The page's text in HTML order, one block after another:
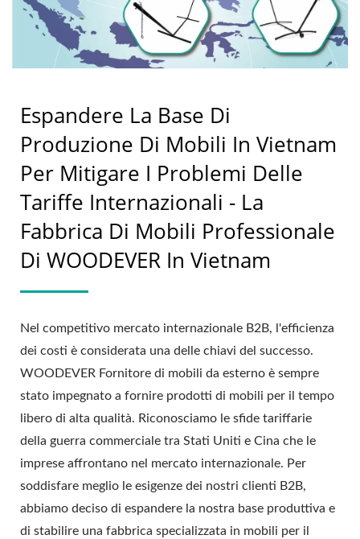
Espandere La Base Di
Produzione Di Mobili In Vietnam
Per Mitigare I Problemi Delle
Tariffe Internazionali - La
Fabbrica Di Mobili Professionale
Di WOODEVER In Vietnam
Nel competitivo mercato internazionale B2B, l'efficienza
dei costi è considerata una delle chiavi del successo.
WOODEVER Fornitore di mobili da esterno è sempre
stato impegnato a fornire prodotti di mobili per il tempo
libero di alta qualità. Riconosciamo le sfide tariffarie
della guerra commerciale tra Stati Uniti e Cina che le
imprese affrontano nel mercato internazionale. Per
soddisfare meglio le esigenze dei nostri clienti B2B,
abbiamo deciso di espandere la nostra base produttiva e
di stabilire una fabbrica specializzata in mobili per il